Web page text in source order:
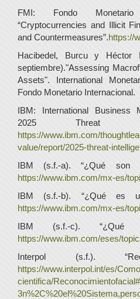
FMI: Fondo Monetario
“Cryptocurrencies and Illicit
and Countermeasures”.https://
Hacibedel, Burcu y Héctor
septiembre)."Assessing
Assets". International
Fondo Monetario Internacional.
IBM: International Business
2025 Threat
https://www.ibm.com/
value/report/2025-threat-
IBM (s.f.-a). “¿Qué son
https://www.ibm.com/mx-es/
IBM (s.f.-b). “¿Qué es
https://www.ibm.com/mx-es/
IBM (s.f.-c). “¿Qué
https://www.ibm.com/eses/
Interpol (s.f.).
https://www.interpol.int/es/
cientifica/